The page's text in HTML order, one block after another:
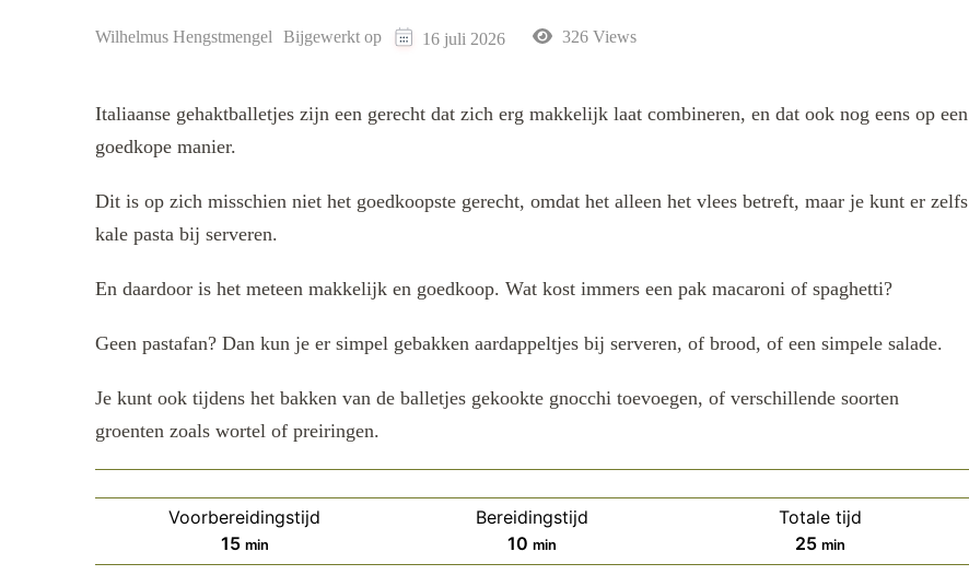
Wilhelmus Hengstmengel Bijgewerkt op 16 juli 2026 326 Views
Italiaanse gehaktballetjes zijn een gerecht dat zich erg makkelijk laat combineren, en dat ook nog eens op een
goedkope manier.
Dit is op zich misschien niet het goedkoopste gerecht, omdat het alleen het vlees betreft, maar je kunt er zelfs
kale pasta bij serveren.
En daardoor is het meteen makkelijk en goedkoop. Wat kost immers een pak macaroni of spaghetti?
Geen pastafan? Dan kun je er simpel gebakken aardappeltjes bij serveren, of brood, of een simpele salade.
Je kunt ook tijdens het bakken van de balletjes gekookte gnocchi toevoegen, of verschillende soorten
groenten zoals wortel of preiringen.
Voorbereidingstijd
15minuten
min
Bereidingstijd
10 minuten
min
Totale tijd
25minuten
min